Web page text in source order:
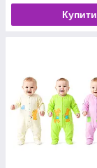
Купити